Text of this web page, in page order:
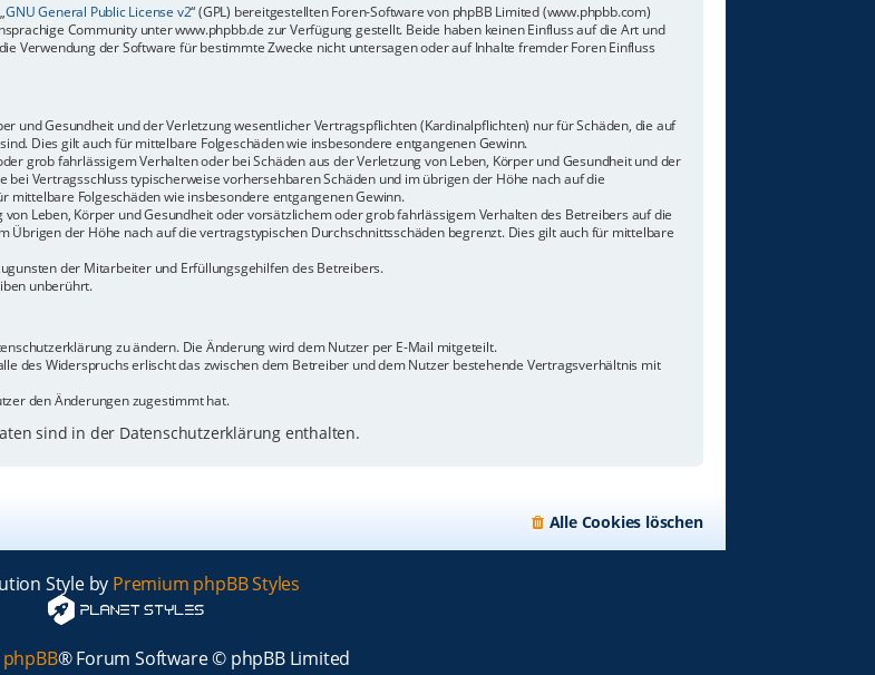
GNU General Public License v2“ (GPL) bereitgestellten Foren-Software von phpBB Limited (www.phpbb.com)
Community unter www.phpbb.de zur Verfügung gestellt. Beide haben keinen Einfluss auf die Art und
Verwendung der Software für bestimmte Zwecke nicht untersagen oder auf Inhalte fremder Foren Einfluss
und Gesundheit und der Verletzung wesentlicher Vertragspflichten (Kardinalpflichten) nur für Schäden, die auf
Dies gilt auch für mittelbare Folgeschäden wie insbesondere entgangenen Gewinn.
grob fahrlässigem Verhalten oder bei Schäden aus der Verletzung von Leben, Körper und Gesundheit und der
Vertragsschluss typischerweise vorhersehbaren Schäden und im übrigen der Höhe nach auf die
Folgeschäden wie insbesondere entgangenen Gewinn.
Leben, Körper und Gesundheit oder vorsätzlichem oder grob fahrlässigem Verhalten des Betreibers auf die
Übrigen der Höhe nach auf die vertragstypischen Durchschnittsschäden begrenzt. Dies gilt auch für mittelbare
der Mitarbeiter und Erfüllungsgehilfen des Betreibers.
unberührt.
zu ändern. Die Änderung wird dem Nutzer per E-Mail mitgeteilt.
des Widerspruchs erlischt das zwischen dem Betreiber und dem Nutzer bestehende Vertragsverhältnis mit
den Änderungen zugestimmt hat.
sind in der Datenschutzerklärung enthalten.
Alle Cookies löschen
Style by Premium phpBB Styles
phpBB® Forum Software © phpBB Limited